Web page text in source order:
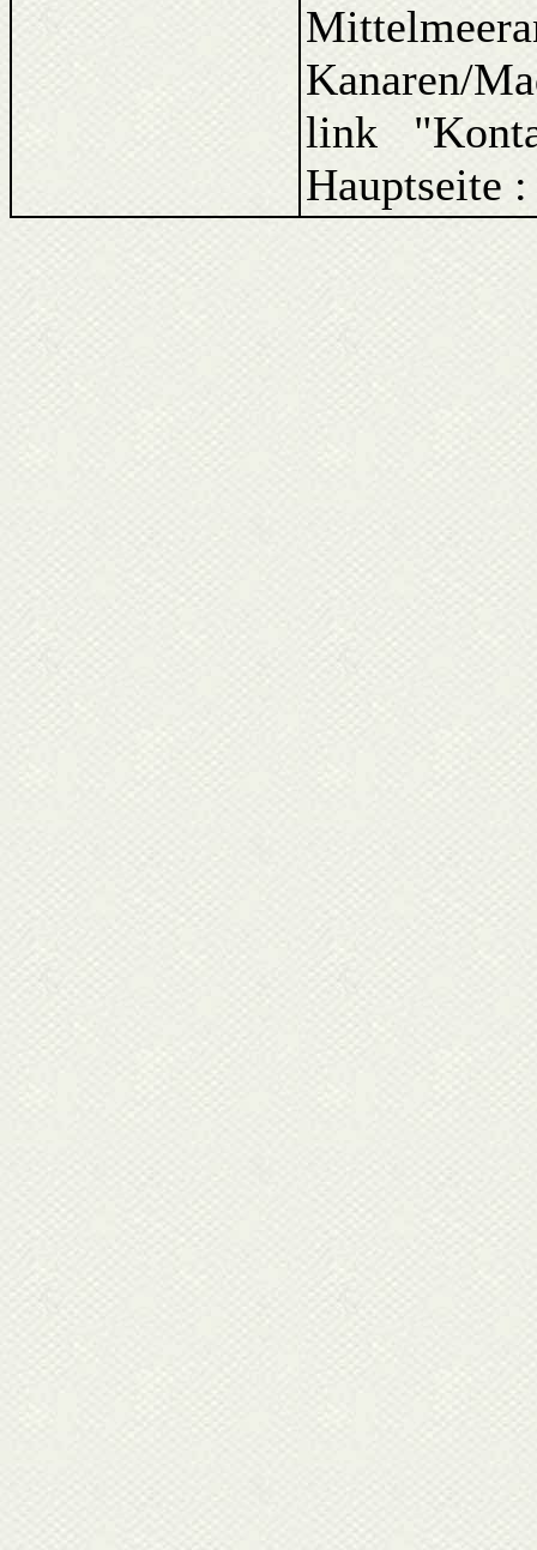
Kanaren/
link
Hauptseite